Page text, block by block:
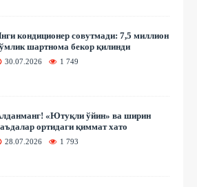
кондиционер совутмади: 7,5 миллион
шартнома бекор қилинди
30.07.2026 1 749
«Ютуқли ўйин» ва ширин
ортидаги қиммат хато
28.07.2026 1 793